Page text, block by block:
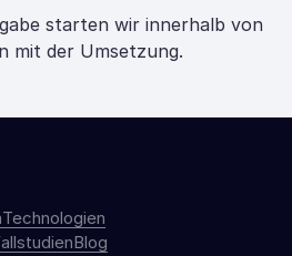
starten wir innerhalb von
mit der Umsetzung.
Technologien
Blog